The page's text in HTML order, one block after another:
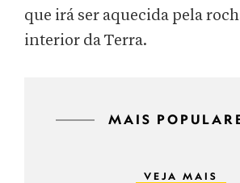
que irá ser aquecida pela
interior da Terra.
MAIS
VEJA MAIS